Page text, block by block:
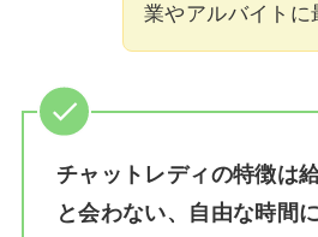
業やアルバイトに
チャットレディの特徴は
と会わない、自由な時間